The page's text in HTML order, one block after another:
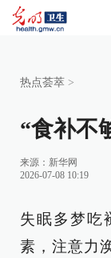
热点荟萃 >
“食补不
来源： 新华网
2026-07-08 10:19
失眠多梦吃
素，注意力